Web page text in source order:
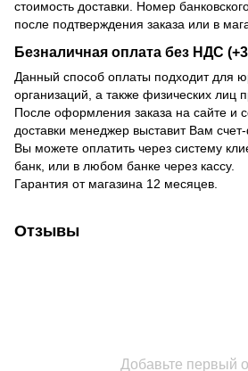
стоимость доставки. Номер
после подтверждения заказа или в
Безналичная оплата без НДС
Данный способ оплаты подходит для
организаций, а также физических лиц
После оформления заказа на сайте и
доставки менеджер выставит Вам
Вы можете оплатить через систему
банк, или в любом банке через кассу.
Гарантия от магазина 12 месяцев.
Отзывы
Добавьте первый